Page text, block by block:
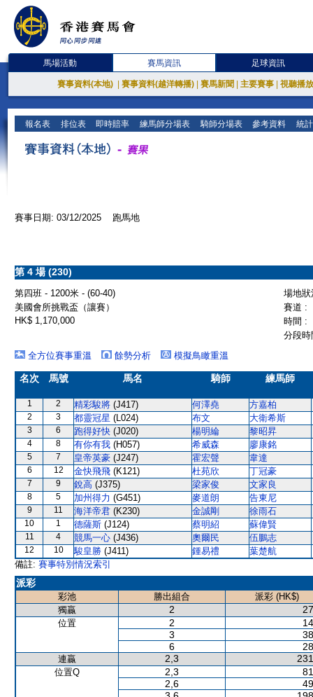
馬場活動 賽馬資訊 足球資訊
賽事資料(本地) 賽事資料(越洋轉播) 賽馬新聞 主要賽事 視聽播
報名表 排位表 即時賠率 練馬師分場表 騎師分場表 參考資料 統
賽事日期: 03/12/2025 跑馬地
第 4 場 (230)
第四班 - 1200米 - (60-40)
場地
美國會所挑戰盃（讓賽）
賽道 :
HK$ 1,170,000
時間 :
分段
全方位賽事重溫
餘勢分析 模擬鳥瞰重溫
名次 馬號 馬名 騎師 練馬師
1 2 精彩駿將 (J417) 何澤堯 方嘉柏
2 3 都靈冠星 (L024) 布文 大衛希斯
3 6 跑得好快 (J020) 楊明綸 黎昭昇
4 8 有你有我 (H057) 希威森 廖康銘
5 7 皇帝英豪 (J247) 霍宏聲 韋達
6 12 金快飛飛 (K121) 杜苑欣 丁冠豪
7 9 銳高 (J375) 梁家俊 文家良
8 5 加州得力 (G451) 麥道朗 告東尼
9 11 海洋帝君 (K230) 金誠剛 徐雨石
10 1 德薩斯 (J124) 蔡明紹 蘇偉賢
11 4 競馬一心 (J436) 奧爾民 伍鵬志
12 10 駿皇勝 (J411) 鍾易禮
葉楚航
備註: 賽事特別情況索引
派彩
彩池 勝出組合
派彩 (HK$)
獨贏
2
位置 2
3
6
連贏 2,3
位置Q 2,3
2,6